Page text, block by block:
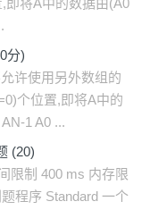
即将A中的数据由(A​0​​
分)
许使用另外数组的
个位置,即将A中的
1 A0 ...
(20)
限制 400 ms 内存限
程序 Standard 一个